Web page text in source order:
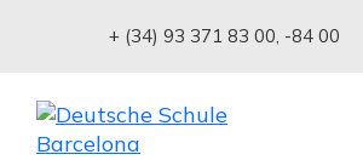
+ (34) 93 371 83 00, -84 00